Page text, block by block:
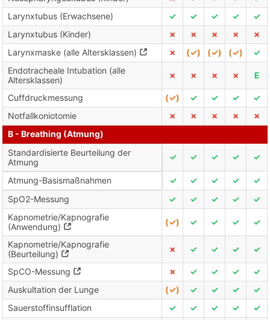
Larynxtubus (Erwachsene)
✓ ✓ ✓ ✓
✓
Larynxtubus (Kinder)
✗ ✗ ✗ ✗
✗
Larynxmaske (alle Altersklassen)
✗ (✓) (✓) (✓)
✓
Endotracheale Intubation (alle
Altersklassen)
✗ ✗ ✗ ✗ E
Cuffdruckmessung (✓) ✓ ✓ ✓
✓
Notfallkoniotomie
✗ ✗ ✗ ✗
✗
B - Breathing (Atmung)
Standardisierte Beurteilung der
Atmung
✓ ✓ ✓ ✓ ✓
Atmung-Basismaßnahmen ✓ ✓ ✓ ✓
✓
SpO2-Messung
✓ ✓ ✓ ✓
✓
Kapnometrie/Kapnografie
(Anwendung)
(✓) ✓ ✓ ✓ ✓
Kapnometrie/Kapnografie
(Beurteilung)
✗ ✓ ✓ ✓ ✓
SpCO-Messung ✗ ✓ ✓ ✓
✓
Auskultation der Lunge
(✓) ✓ ✓ ✓
✓
Sauerstoffinsufflation
✓ ✓ ✓ ✓
✓